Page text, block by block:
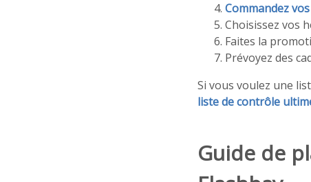
Commandez
Choisissez vos
Faites la
Prévoyez des
Si vous voulez une
liste de contrôle
Guide de